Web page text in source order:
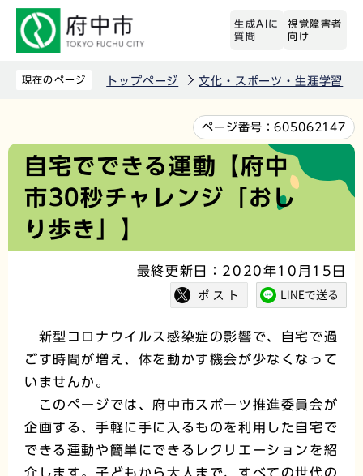
先
生成AIに
質問
視覚障害者
向け
現在のページ トップページ 文化・スポーツ・生涯学習
文
ページ番号：605062147
自宅でできる運動【府中
市30秒チャレンジ「おし
り歩き」】
最終更新日：2020年10月15日
新型コロナウイルス感染症の影響で、自宅で過
ごす時間が増え、体を動かす機会が少なくなって
いませんか。
このページでは、府中市スポーツ推進委員会が
企画する、手軽に手に入るものを利用した自宅で
できる運動や簡単にできるレクリエーションを紹
介します。子どもから大人まで、すべての世代の